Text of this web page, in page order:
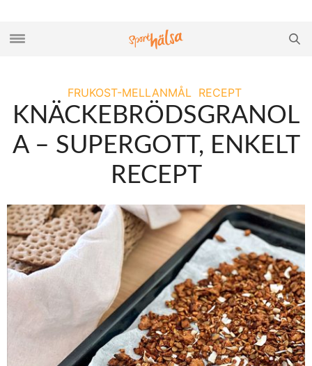
FRUKOST-MELLANMÅL RECEPT
KNÄCKEBRÖDSGRANOL
A – SUPERGOTT, ENKELT
RECEPT